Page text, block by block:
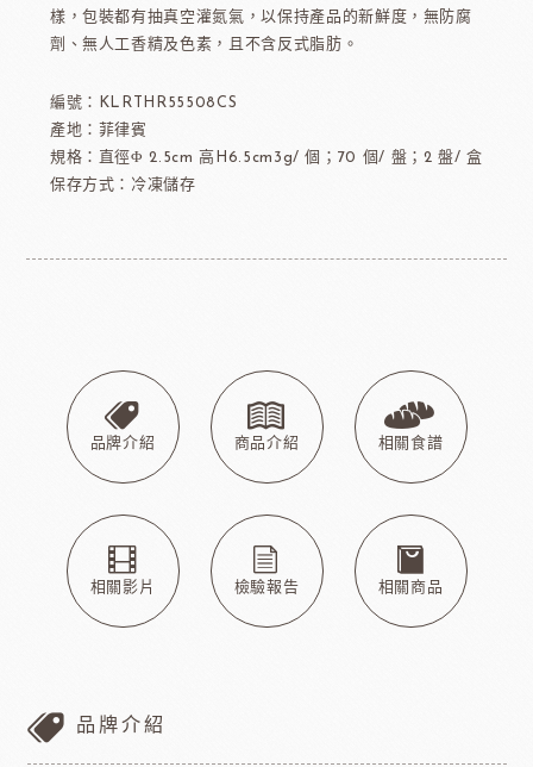
樣，包裝都有抽真空灌氮氣，以保持產品的新鮮度，無防腐
劑、無人工香精及色素，且不含反式脂肪。
編號：KLRTHR55508CS
產地：菲律賓
規格：直徑Φ 2.5cm 高H6.5cm3g/ 個；70 個/ 盤；2 盤/ 盒
保存方式：冷凍儲存
品牌介紹 商品介紹 相關食譜
相關影片 檢驗報告 相關商品
品牌介紹